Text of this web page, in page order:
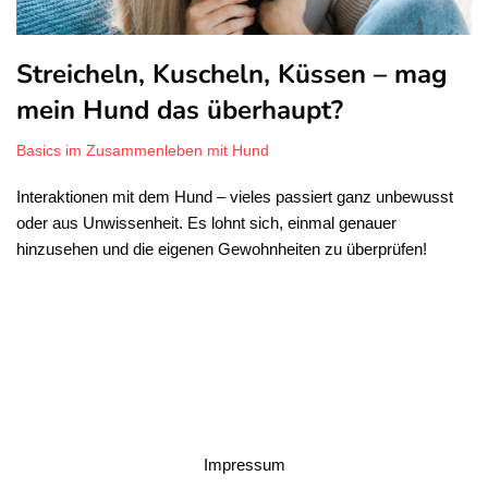
Streicheln, Kuscheln, Küssen – mag
mein Hund das überhaupt?
Basics im Zusammenleben mit Hund
Interaktionen mit dem Hund – vieles passiert ganz unbewusst
oder aus Unwissenheit. Es lohnt sich, einmal genauer
hinzusehen und die eigenen Gewohnheiten zu überprüfen!
Impressum